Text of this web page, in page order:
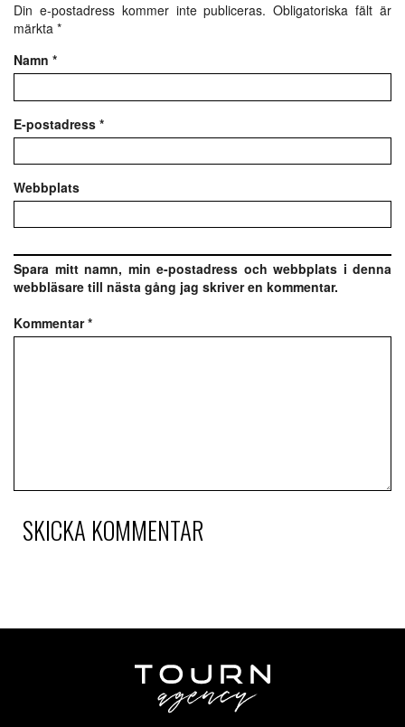
Din e-postadress kommer inte publiceras. Obligatoriska fält är
märkta *
Namn *
E-postadress *
Webbplats
Spara mitt namn, min e-postadress och webbplats i denna
webbläsare till nästa gång jag skriver en kommentar.
Kommentar*
SKICKA KOMMENTAR